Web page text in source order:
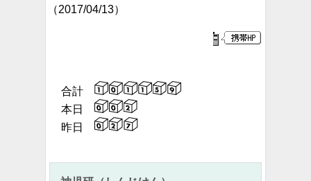
（2017/04/13）
合計
本日
昨日